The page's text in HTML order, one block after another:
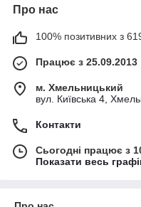
Про нас
100% позитивних з 619
Працює з 25.09.2013
м. Хмельницький
вул. Київська 4,
Контакти
Сьогодні працює з
Показати весь